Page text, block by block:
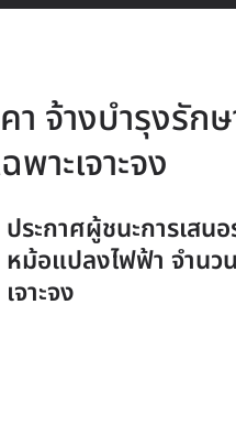
า จ้างบำรุงรั
าะเจาะจง
ประกาศผู้ชนะการเสน
หม้อแปลงไฟฟ้า จำนว
เจาะจง